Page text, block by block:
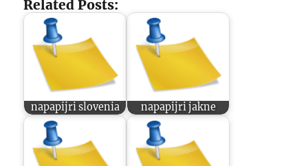
Related Posts:
napapijri slovenia napapijri jakne